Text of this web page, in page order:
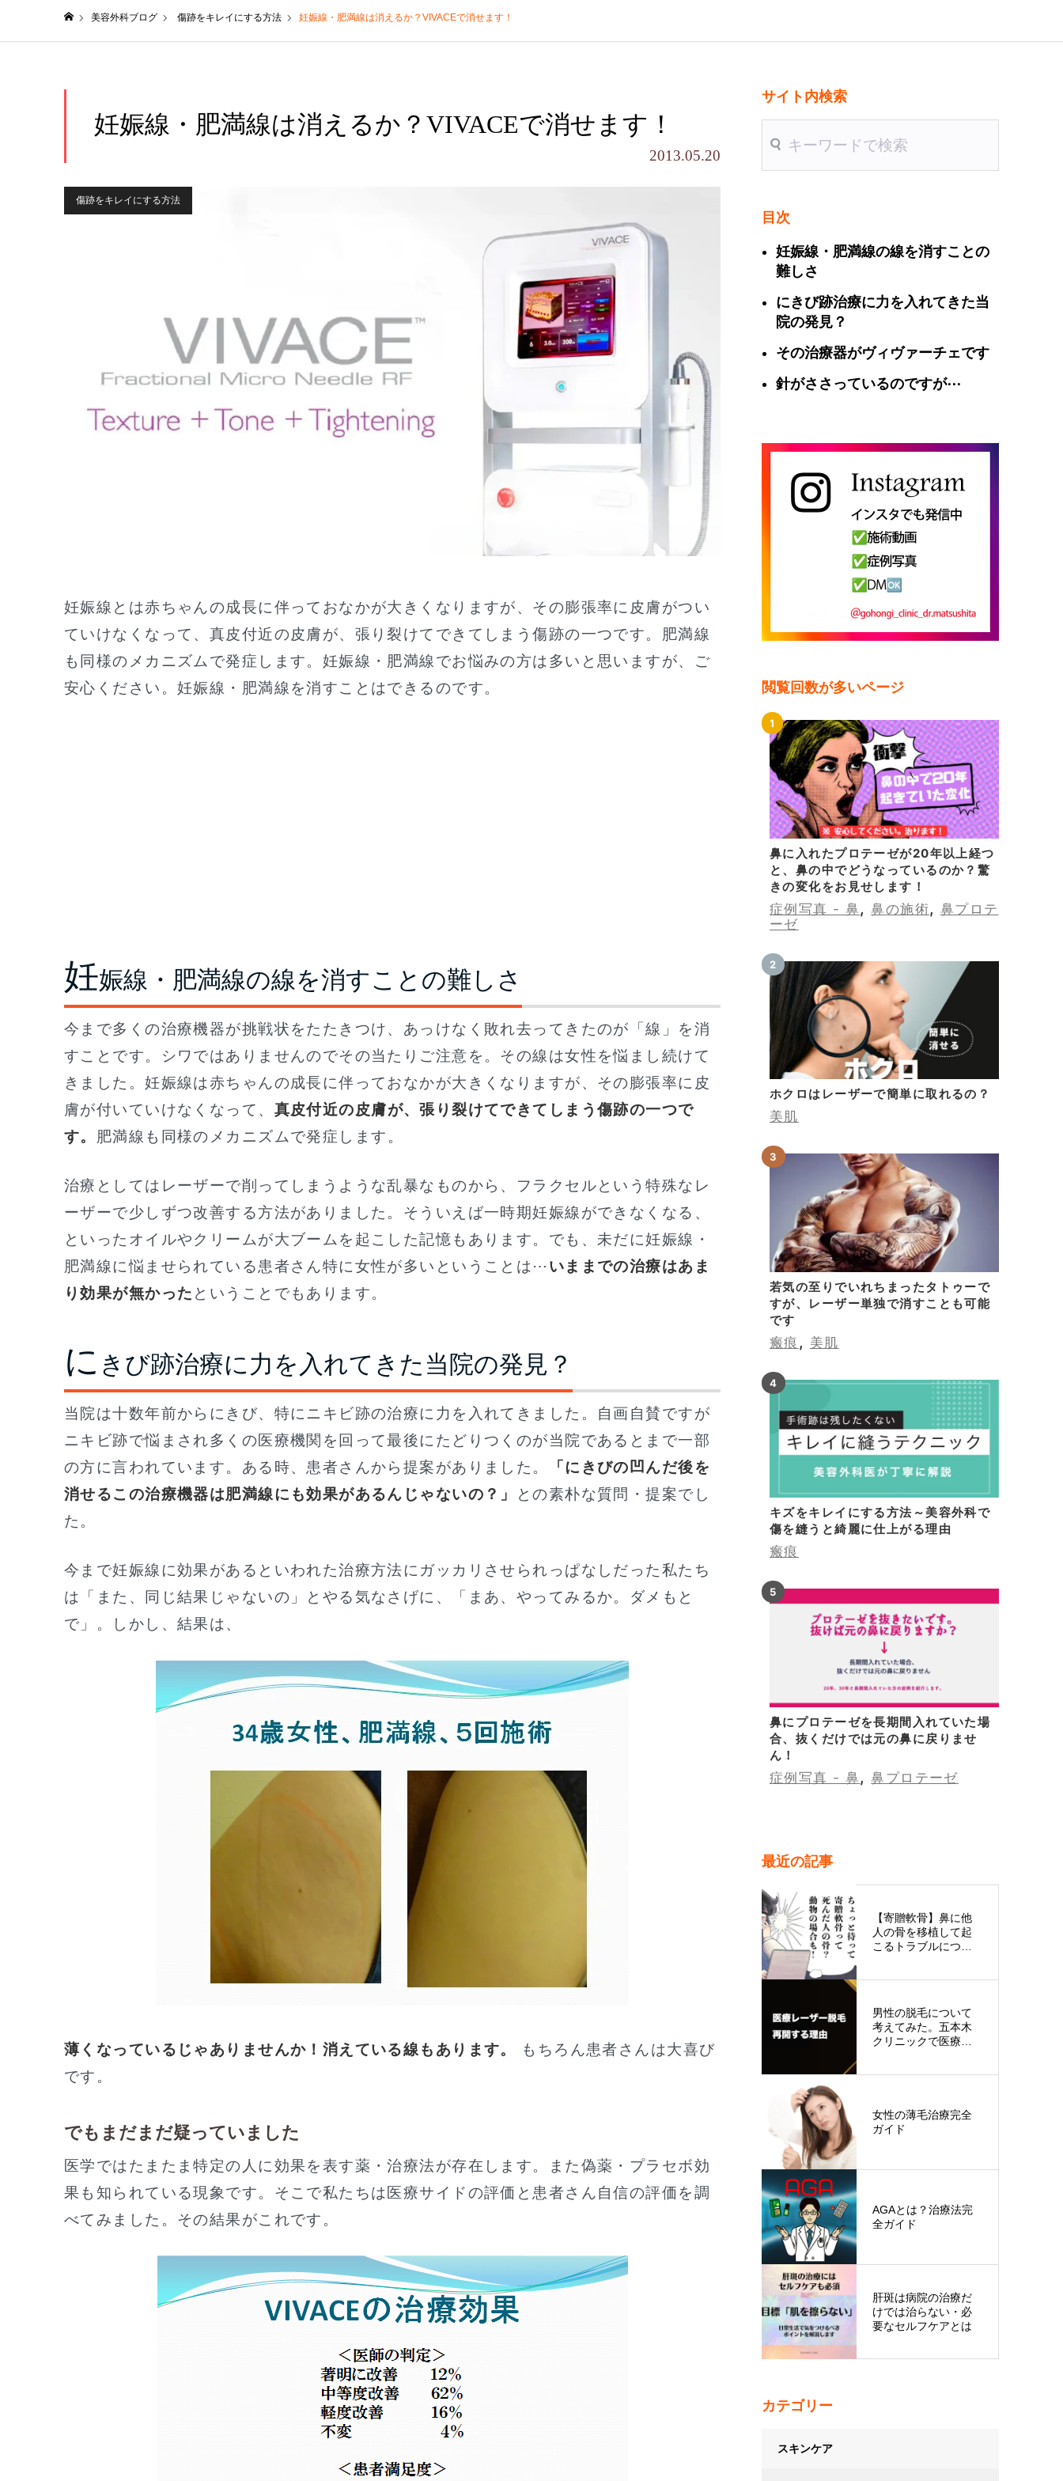
美容外科ブログ 傷跡をキレイにする方法 妊娠線・肥満線は消えるか？VIVACEで消せます！
妊娠線・肥満線は消えるか？VIVACEで消せます！
2013.05.20
傷跡をキレイにする方法
妊娠線とは赤ちゃんの成長に伴っておなかが大きくなりますが、その膨張率に皮膚がつい
ていけなくなって、真皮付近の皮膚が、張り裂けてできてしまう傷跡の一つです。肥満線
も同様のメカニズムで発症します。妊娠線・肥満線でお悩みの方は多いと思いますが、ご
安心ください。妊娠線・肥満線を消すことはできるのです。
妊娠線・肥満線の線を消すことの難しさ
今まで多くの治療機器が挑戦状をたたきつけ、あっけなく敗れ去ってきたのが「線」を消
すことです。シワではありませんのでその当たりご注意を。その線は女性を悩まし続けて
きました。妊娠線は赤ちゃんの成長に伴っておなかが大きくなりますが、その膨張率に皮
膚が付いていけなくなって、 真皮付近の皮膚が、張り裂けてできてしまう傷跡の一つで
す。 肥満線も同様のメカニズムで発症します。
治療としてはレーザーで削ってしまうような乱暴なものから、フラクセルという特殊なレ
ーザーで少しずつ改善する方法がありました。そういえば一時期妊娠線ができなくなる、
といったオイルやクリームが大ブームを起こした記憶もあります。でも、未だに妊娠線・
肥満線に悩ませられている患者さん特に女性が多いということは⋯ いままでの治療はあま
り効果が無かった ということでもあります。
に きび跡治療に力を入れてきた当院の発見？
当院は十数年前からにきび、特にニキビ跡の治療に力を入れてきました。自画自賛ですが
ニキビ跡で悩まされ多くの医療機関を回って最後にたどりつくのが当院であるとまで一部
の方に言われています。ある時、患者さんから提案がありました。
「にきびの凹んだ後を
消せるこの治療機器は肥満線にも効果があるんじゃないの？」
との素朴な質問・提案でし
た。
今まで妊娠線に効果があるといわれた治療方法にガッカリさせられっぱなしだった私たち
は「また、同じ結果じゃないの」とやる気なさげに、「まあ、やってみるか。ダメもと
で」。しかし、結果は、
薄くなっているじゃありませんか！消えている線もあります。
もちろん患者さんは大喜び
です。
でもまだまだ疑っていました
医学ではたまたま特定の人に効果を表す薬・治療法が存在します。また偽薬・プラセボ効
果も知られている現象です。そこで私たちは医療サイドの評価と患者さん自信の評価を調
べてみました。その結果がこれです。
サイト内検索
送信
目次
妊娠線・肥満線の線を消すことの
難しさ
にきび跡治療に力を入れてきた当
院の発見？
その治療器がヴィヴァーチェです
針がささっているのですが⋯
閲覧回数が多いページ
鼻に入れたプロテーゼが20年以上経つ
と、鼻の中でどうなっているのか？驚
きの変化をお見せします！
症例写真 - 鼻,鼻の施術, 鼻プロテ
ーゼ
ホクロはレーザーで簡単に取れるの？
美肌
若気の至りでいれちまったタトゥーで
すが、レーザー単独で消すことも可能
です
瘢痕 , 美肌
キズをキレイにする方法～美容外科で
傷を縫うと綺麗に仕上がる理由
瘢痕
鼻にプロテーゼを長期間入れていた場
合、抜くだけでは元の鼻に戻りませ
ん！
症例写真 - 鼻,鼻プロテーゼ
最近の記事
【寄贈軟骨】鼻に他
人の骨を移植して起
こるトラブルについ
男性の脱毛について
考えてみた。五本木
クリニックで医療レ
女性の薄毛治療完全
ガイド
AGAとは？治療法完
全ガイド
肝斑は病院の治療だ
けでは治らない・必
要なセルフケアとは
カテゴリー
スキンケア